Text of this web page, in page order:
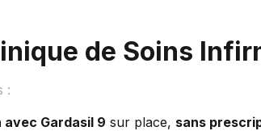
de Soins
:
Gardasil 9 sur place, sans